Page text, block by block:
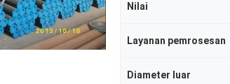
Nilai
Layanan pemrosesan
Diameter luar